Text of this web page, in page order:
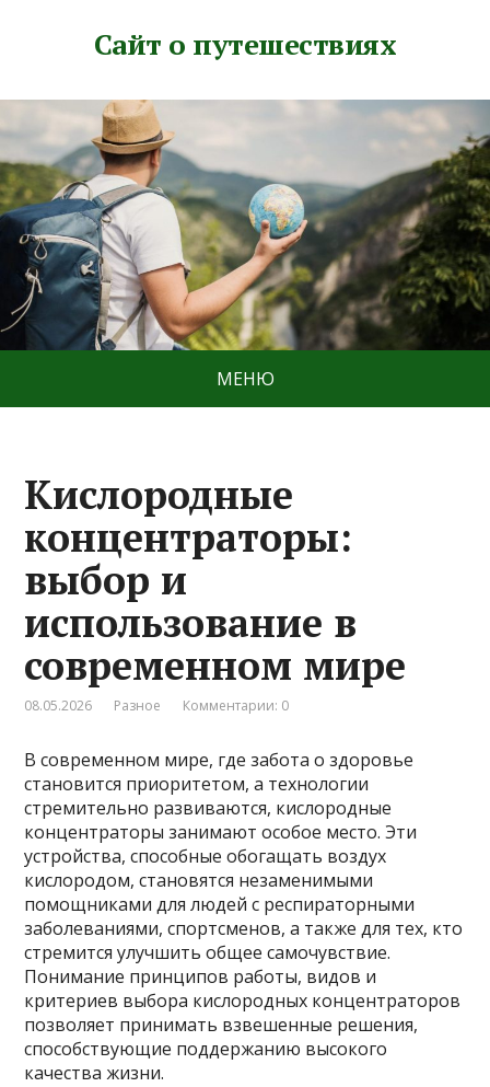
Сайт о путешествиях
МЕНЮ
Кислородные
концентраторы:
выбор и
использование в
современном мире
08.05.2026 Разное Комментарии: 0
В современном мире, где забота о здоровье
становится приоритетом, а технологии
стремительно развиваются, кислородные
концентраторы занимают особое место. Эти
устройства, способные обогащать воздух
кислородом, становятся незаменимыми
помощниками для людей с респираторными
заболеваниями, спортсменов, а также для тех, кто
стремится улучшить общее самочувствие.
Понимание принципов работы, видов и
критериев выбора кислородных концентраторов
позволяет принимать взвешенные решения,
способствующие поддержанию высокого
качества жизни.